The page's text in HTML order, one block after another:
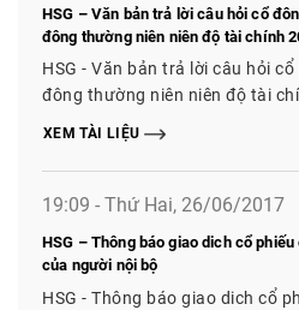
HSG – Văn bản trả lời câu hỏi cổ
đông thường niên niên độ tài chính
HSG - Văn bản trả lời câu hỏi
đông thường niên niên độ tài
XEM TÀI LIỆU
19:09 - Thứ Hai, 26/06/2017
HSG – Thông báo giao dich cổ
của người nội bộ
HSG - Thông báo giao dich cổ